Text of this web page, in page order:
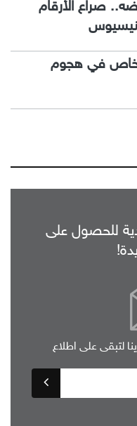
صراع الأرقام
مقتل 5 أشخاص في هجوم
للحصول على
لتبقى على اطلاع